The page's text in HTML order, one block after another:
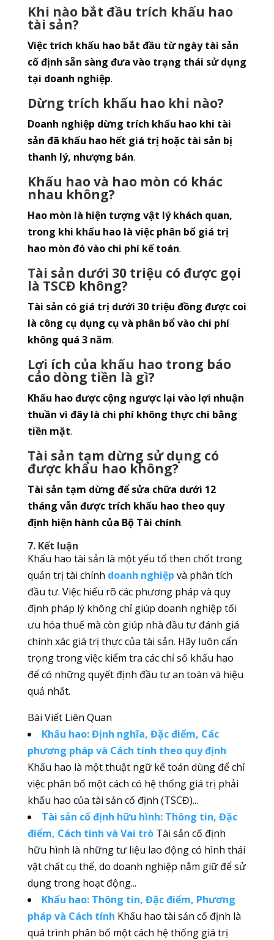
Khi nào bắt đầu trích khấu hao
tài sản?
Việc trích khấu hao bắt đầu từ ngày tài sản
cố định sẵn sàng đưa vào trạng thái sử dụng
tại doanh nghiệp.
Dừng trích khấu hao khi nào?
Doanh nghiệp dừng trích khấu hao khi tài
sản đã khấu hao hết giá trị hoặc tài sản bị
thanh lý, nhượng bán.
Khấu hao và hao mòn có khác
nhau không?
Hao mòn là hiện tượng vật lý khách quan,
trong khi khấu hao là việc phân bổ giá trị
hao mòn đó vào chi phí kế toán.
Tài sản dưới 30 triệu có được gọi
là TSCĐ không?
Tài sản có giá trị dưới 30 triệu đồng được coi
là công cụ dụng cụ và phân bổ vào chi phí
không quá 3 năm.
Lợi ích của khấu hao trong báo
cáo dòng tiền là gì?
Khấu hao được cộng ngược lại vào lợi nhuận
thuần vì đây là chi phí không thực chi bằng
tiền mặt.
Tài sản tạm dừng sử dụng có
được khấu hao không?
Tài sản tạm dừng để sửa chữa dưới 12
tháng vẫn được trích khấu hao theo quy
định hiện hành của Bộ Tài chính.
7. Kết luận
Khấu hao tài sản là một yếu tố then chốt trong
quản trị tài chính doanh nghiệp và phân tích
đầu tư. Việc hiểu rõ các phương pháp và quy
định pháp lý không chỉ giúp doanh nghiệp tối
ưu hóa thuế mà còn giúp nhà đầu tư đánh giá
chính xác giá trị thực của tài sản. Hãy luôn cẩn
trọng trong việc kiểm tra các chỉ số khấu hao
để có những quyết định đầu tư an toàn và hiệu
quả nhất.
Bài Viết Liên Quan
Khấu hao: Định nghĩa, Đặc điểm, Các
phương pháp và Cách tính theo quy định
Khấu hao là một thuật ngữ kế toán dùng để chỉ
việc phân bổ một cách có hệ thống giá trị phải
khấu hao của tài sản cố định (TSCĐ)...
Tài sản cố định hữu hình: Thông tin, Đặc
điểm, Cách tính và Vai trò Tài sản cố định
hữu hình là những tư liệu lao động có hình thái
vật chất cụ thể, do doanh nghiệp nắm giữ để sử
dụng trong hoạt động...
Khấu hao: Thông tin, Đặc điểm, Phương
pháp và Cách tính Khấu hao tài sản cố định là
quá trình phân bổ một cách hệ thống giá trị